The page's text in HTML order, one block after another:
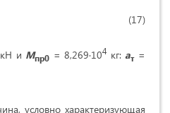
(17)
и Mпр0 = 8,269∙104 кг:aт=
условно характеризующая